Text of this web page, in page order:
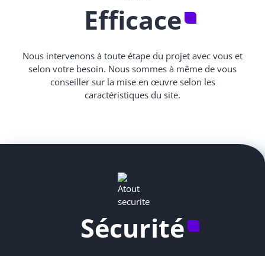
Efficace
Nous intervenons à toute étape du projet avec vous et
selon votre besoin. Nous sommes à même de vous
conseiller sur la mise en œuvre selon les
caractéristiques du site.
Sécurité